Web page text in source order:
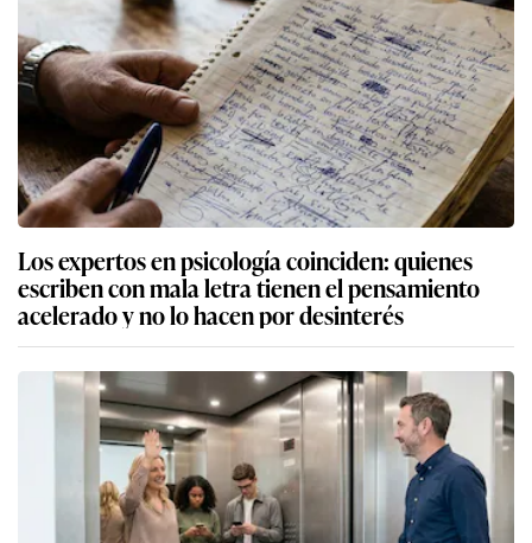
Los expertos en psicología coinciden: quienes
escriben con mala letra tienen el pensamiento
acelerado y no lo hacen por desinterés